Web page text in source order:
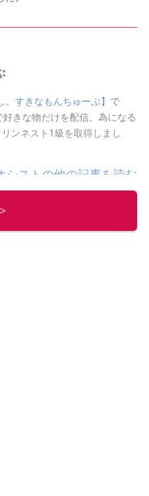
。すきなもんちゅーぶ】 で
きな物だけを配信。為になる
ンネスト1級を取得しまし
シストの他の記事を読む